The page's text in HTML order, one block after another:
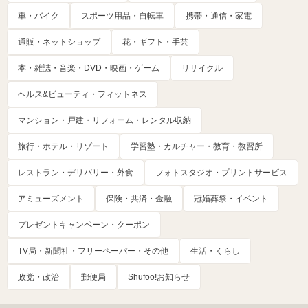
車・バイク スポーツ用品・自転車 携帯・通信・家電
通販・ネットショップ 花・ギフト・手芸
本・雑誌・音楽・DVD・映画・ゲーム リサイクル
ヘルス&ビューティ・フィットネス
マンション・戸建・リフォーム・レンタル収納
旅行・ホテル・リゾート 学習塾・カルチャー・教育・教習所
レストラン・デリバリー・外食 フォトスタジオ・プリントサービス
アミューズメント 保険・共済・金融 冠婚葬祭・イベント
プレゼントキャンペーン・クーポン
TV局・新聞社・フリーペーパー・その他 生活・くらし
政党・政治 郵便局 Shufoo!お知らせ